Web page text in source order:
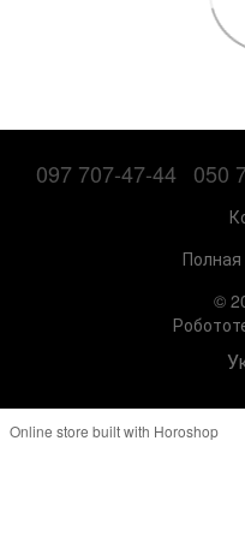
097 707-47-44 050
©
Online store built with Horoshop